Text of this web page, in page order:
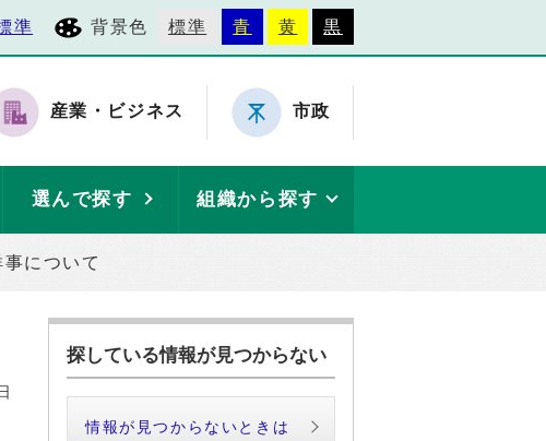
準 背景色 標準 青 黄 黒
産業・ビジネス 市政
選んで探す 組織から探す
について
探している情報が見つからない
情報が見つからないときは